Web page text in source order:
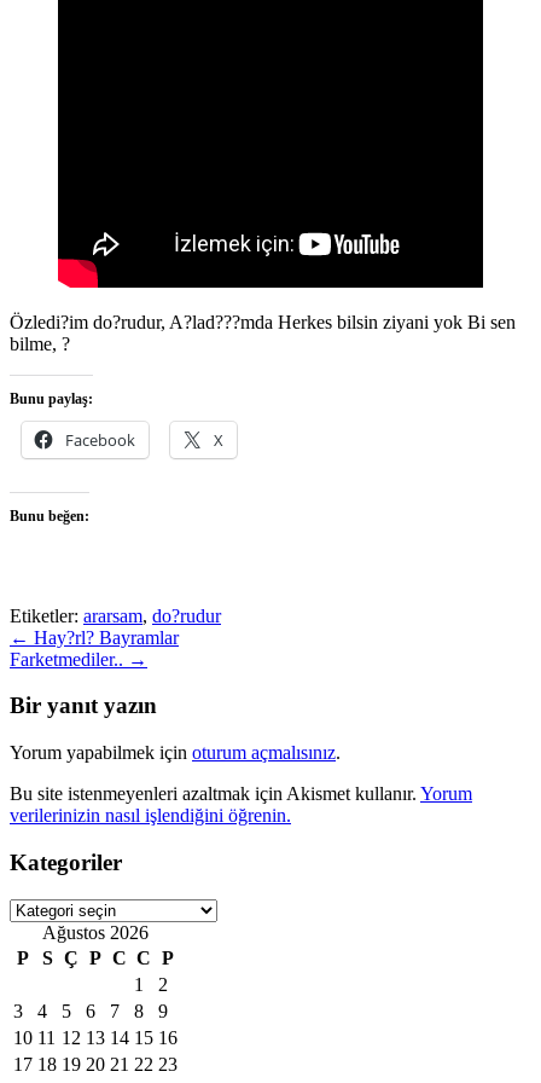
Özledi?im do?rudur, A?lad???mda Herkes bilsin ziyani yok Bi sen
bilme, ?
Bunu paylaş:
Facebook X
Bunu beğen:
Etiketler: ararsam, do?rudur
Post
navigation
← Hay?rl? Bayramlar
Farketmediler.. →
Bir yanıt yazın
Yorum yapabilmek için oturum açmalısınız.
Bu site istenmeyenleri azaltmak için Akismet kullanır. Yorum
verilerinizin nasıl işlendiğini öğrenin.
Kategoriler
Kategoriler
Ağustos 2026
P
S Ç P C C P
1
2
3
4 5 6 7 8
9
10 11 12 13 14 15 16
17 18 19 20 21 22 23